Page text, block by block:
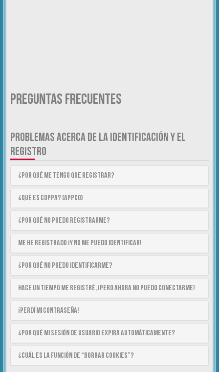
Preguntas Frecuentes
PROBLEMAS ACERCA DE LA IDENTIFICACIÓN Y EL
REGISTRO
¿Por qué me tengo que registrar?
¿Qué es COPPA? (APPCO)
¿Por qué no puedo registrarme?
Me he registrado ¡y no me puedo identificar!
¿Por qué no puedo identificarme?
Hace un tiempo me registré, ¡pero ahora no puedo conectarme!
¡Perdí mi contraseña!
¿Por qué mi sesión de usuario expira automáticamente?
¿Cuál es la función de “Borrar cookies”?